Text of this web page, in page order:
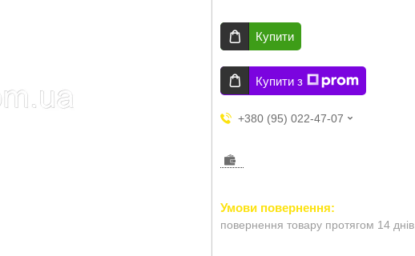
Купити
Купити з
+380 (95) 022-47-07
повернення товару протягом 14 днів